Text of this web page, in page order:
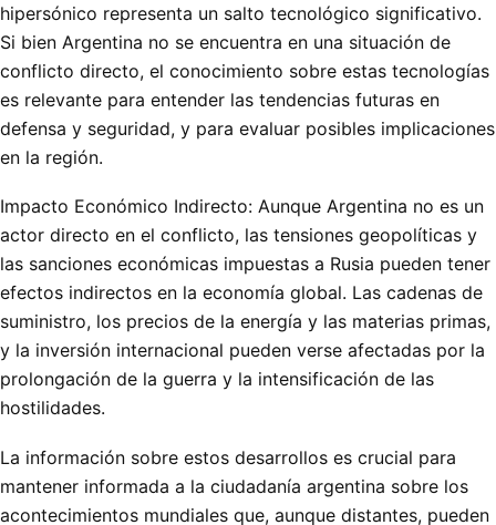
hipersónico representa un salto tecnológico significativo.
Si bien Argentina no se encuentra en una situación de
conflicto directo, el conocimiento sobre estas tecnologías
es relevante para entender las tendencias futuras en
defensa y seguridad, y para evaluar posibles implicaciones
en la región.
Impacto Económico Indirecto: Aunque Argentina no es un
actor directo en el conflicto, las tensiones geopolíticas y
las sanciones económicas impuestas a Rusia pueden tener
efectos indirectos en la economía global. Las cadenas de
suministro, los precios de la energía y las materias primas,
y la inversión internacional pueden verse afectadas por la
prolongación de la guerra y la intensificación de las
hostilidades.
La información sobre estos desarrollos es crucial para
mantener informada a la ciudadanía argentina sobre los
acontecimientos mundiales que, aunque distantes, pueden